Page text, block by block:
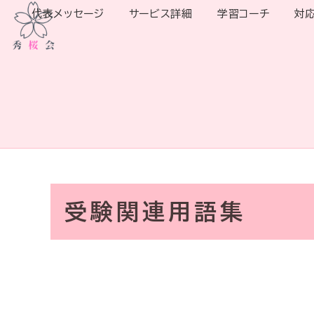
代表メッセージ サービス詳細 学習コーチ 対
受験関連用語集